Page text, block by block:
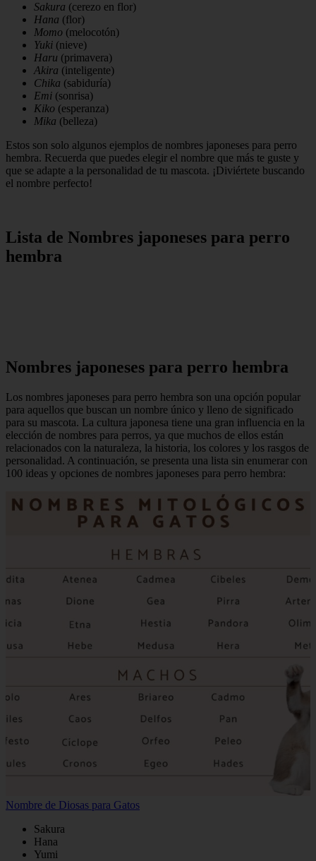
Sakura (cerezo en flor)
Hana (flor)
Momo (melocotón)
Yuki (nieve)
Haru (primavera)
Akira (inteligente)
Chika (sabiduría)
Emi (sonrisa)
Kiko (esperanza)
Mika (belleza)
Estos son solo algunos ejemplos de nombres japoneses para perro
hembra. Recuerda que puedes elegir el nombre que más te guste y
que se adapte a la personalidad de tu mascota. ¡Diviértete buscando
el nombre perfecto!
Lista de Nombres japoneses para perro
hembra
Nombres japoneses para perro hembra
Los nombres japoneses para perro hembra son una opción popular
para aquellos que buscan un nombre único y lleno de significado
para su mascota. La cultura japonesa tiene una gran influencia en la
elección de nombres para perros, ya que muchos de ellos están
relacionados con la naturaleza, la historia, los colores y los rasgos de
personalidad. A continuación, se presenta una lista sin enumerar con
100 ideas y opciones de nombres japoneses para perro hembra:
Nombre de Diosas para Gatos
Sakura
Hana
Yumi